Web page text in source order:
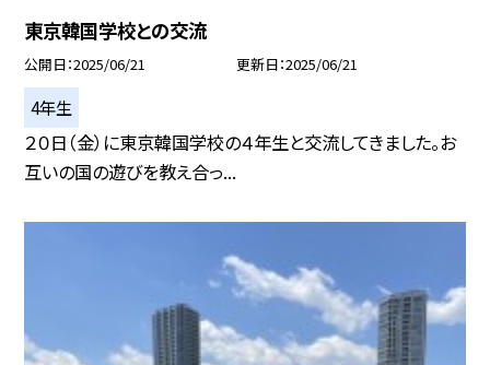
東京韓国学校との交流
公開日 2025/06/21 更新日 2025/06/21
4年生
２０日（金）に東京韓国学校の４年生と交流してきました。お
互いの国の遊びを教え合っ...